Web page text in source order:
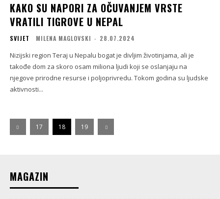
KAKO SU NAPORI ZA OČUVANJEM VRSTE
VRATILI TIGROVE U NEPAL
SVIJET MILENA MAGLOVSKI - 28.07.2024
Nizijski region Teraj u Nepalu bogat je divljim životinjama, ali je
takođe dom za skoro osam miliona ljudi koji se oslanjaju na
njegove prirodne resurse i poljoprivredu. Tokom godina su ljudske
aktivnosti...
17 18 19
MAGAZIN